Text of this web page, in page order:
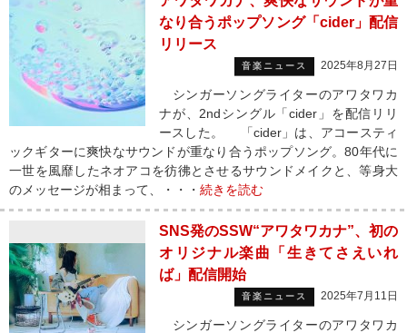
なり合うポップソング「cider」配信
リリース
音楽ニュース 2025年8月27日
シンガーソングライターのアワタワカ
ナが、2ndシングル「cider」を配信リリ
ースした。 「cider」は、アコースティ
ックギターに爽快なサウンドが重なり合うポップソング。80年代に
一世を風靡したネオアコを彷彿とさせるサウンドメイクと、等身大
のメッセージが相まって、・・・ 続きを読む
SNS発のSSW“アワタワカナ”、初の
オリジナル楽曲「生きてさえいれ
ば」配信開始
音楽ニュース 2025年7月11日
シンガーソングライターのアワタワカ